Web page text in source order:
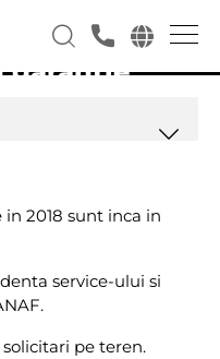
garantie
2018 sunt inca in
service-ului si
pe teren.